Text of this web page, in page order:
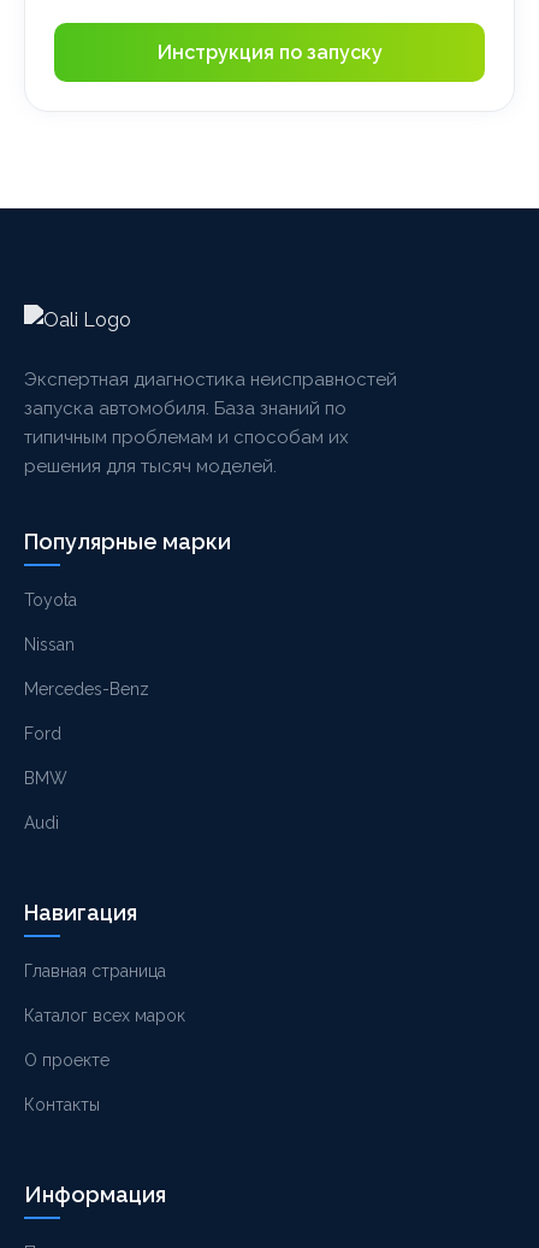
Инструкция по запуску
Экспертная диагностика неисправностей
запуска автомобиля. База знаний по
типичным проблемам и способам их
решения для тысяч моделей.
Популярные марки
Toyota
Nissan
Mercedes-Benz
Ford
BMW
Audi
Навигация
Главная страница
Каталог всех марок
О проекте
Контакты
Информация